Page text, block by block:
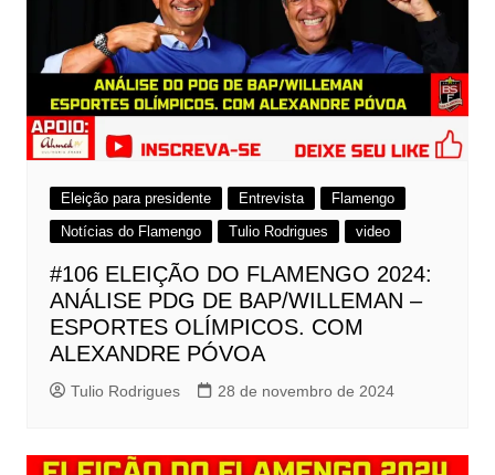
Eleição para presidente Entrevista
Flamengo
Notícias do Flamengo
Tulio Rodrigues video
#106 ELEIÇÃO DO FLAMENGO 2024:
ANÁLISE PDG DE BAP/WILLEMAN –
ESPORTES OLÍMPICOS. COM
ALEXANDRE PÓVOA
Tulio Rodrigues 28 de novembro de 2024